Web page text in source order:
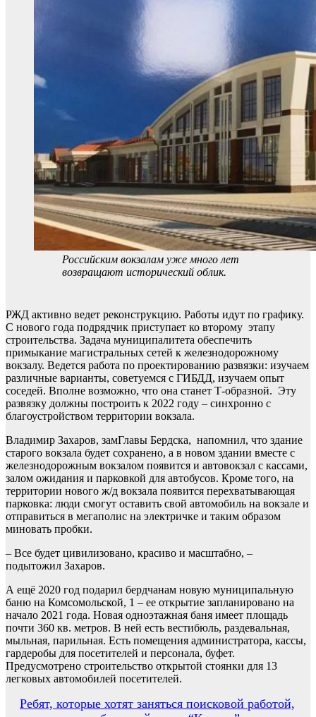
Российским вокзалам уже много лет
возвращают исторический облик.
РЖД активно ведет реконструкцию. Работы идут по графику.
С нового года подрядчик приступает ко второму этапу
строительства. Задача муниципалитета обеспечить
примыкание магистральных сетей к железнодорожному
вокзалу. Ведется работа по проектированию развязки: изучаем
различные варианты, советуемся с ГИБДД, изучаем опыт
соседей. Вполне возможно, что она станет Т-образной. Эту
развязку должны построить к 2022 году – синхронно с
благоустройством территории вокзала.
Владимир Захаров, замГлавы Бердска, напомнил, что здание
старого вокзала будет сохранено, а в новом здании вместе с
железнодорожным вокзалом появится и автовокзал с кассами,
залом ожидания и парковкой для автобусов. Кроме того, на
территории нового ж/д вокзала появится перехватывающая
парковка: люди смогут оставить свой автомобиль на вокзале и
отправиться в мегаполис на электричке и таким образом
миновать пробки.
– Все будет цивилизовано, красиво и масштабно, –
подытожил Захаров.
А ещё 2020 год подарил бердчанам новую муниципальную
баню на Комсомольской, 1 – ее открытие запланировано на
начало 2021 года. Новая одноэтажная баня имеет площадь
почти 360 кв. метров. В ней есть вестибюль, раздевальная,
мыльная, парильная. Есть помещения администратора, кассы,
гардеробы для посетителей и персонала, буфет.
Предусмотрено строительство открытой стоянки для 13
легковых автомобилей посетителей.
Навигация
Ребят, которые хотят заняться поисковой работой,